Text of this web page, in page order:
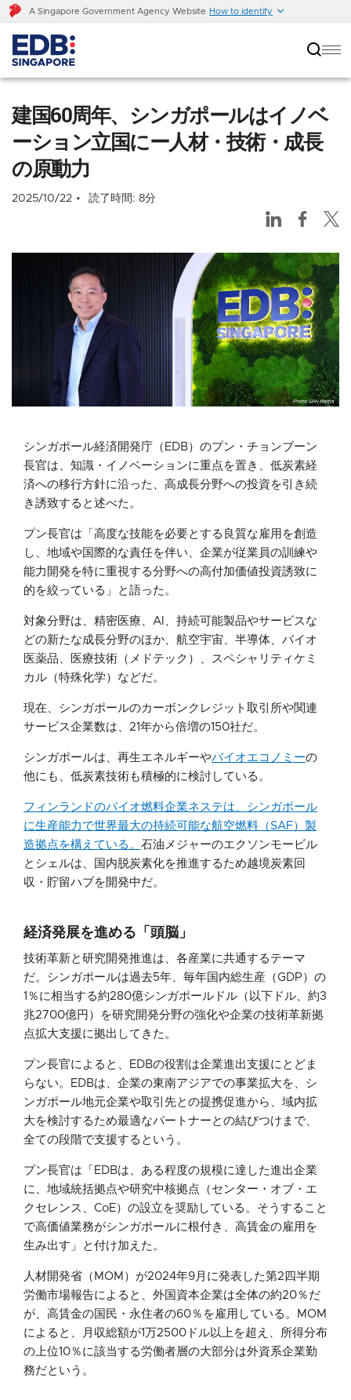
A Singapore Government Agency Website How to identify
建国60周年、シンガポールはイノベ
ーション立国にー人材・技術・成長
の原動力
2025/10/22 読了時間: 8分
シンガポール経済開発庁（EDB）のプン・チョンブーン
長官は、知識・イノベーションに重点を置き、低炭素経
済への移行方針に沿った、高成長分野への投資を引き続
き誘致すると述べた。
プン長官は「高度な技能を必要とする良質な雇用を創造
し、地域や国際的な責任を伴い、企業が従業員の訓練や
能力開発を特に重視する分野への高付加価値投資誘致に
的を絞っている」と語った。
対象分野は、精密医療、AI、持続可能製品やサービスな
どの新たな成長分野のほか、航空宇宙、半導体、バイオ
医薬品、医療技術（メドテック）、スペシャリティケミ
カル（特殊化学）などだ。
現在、シンガポールのカーボンクレジット取引所や関連
サービス企業数は、21年から倍増の150社だ。
シンガポールは、再生エネルギーやバイオエコノミーの
他にも、低炭素技術も積極的に検討している。
フィンランドのバイオ燃料企業ネステは、シンガポール
に生産能力で世界最大の持続可能な航空燃料（SAF）製
造拠点を構えている。 石油メジャーのエクソンモービル
とシェルは、国内脱炭素化を推進するため越境炭素回
収・貯留ハブを開発中だ。
経済発展を進める「頭脳」
技術革新と研究開発推進は、各産業に共通するテーマ
だ。シンガポールは過去5年、毎年国内総生産（GDP）の
1％に相当する約280億シンガポールドル（以下ドル、約3
兆2700億円）を研究開発分野の強化や企業の技術革新拠
点拡大支援に拠出してきた。
プン長官によると、EDBの役割は企業進出支援にとどま
らない。EDBは、企業の東南アジアでの事業拡大を、シ
ンガポール地元企業や取引先との提携促進から、域内拡
大を検討するため最適なパートナーとの結びつけまで、
全ての段階で支援するという。
プン長官は「EDBは、ある程度の規模に達した進出企業
に、地域統括拠点や研究中核拠点（センター・オブ・エ
クセレンス、CoE）の設立を奨励している。そうすること
で高価値業務がシンガポールに根付き、高賃金の雇用を
生み出す」と付け加えた。
人材開発省（MOM）が2024年9月に発表した第2四半期
労働市場報告によると、外国資本企業は全体の約20％だ
が、高賃金の国民・永住者の60％を雇用している。MOM
によると、月収総額が1万2500ドル以上を超え、所得分布
の上位10％に該当する労働者層の大部分は外資系企業勤
務だという。